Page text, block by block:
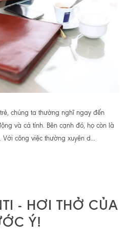
chúng ta thường nghĩ ngay đến
và cá tính. Bên cạnh đó, họ còn là
công việc thường xuyên d...
- HƠI THỞ CỦA
Ý!